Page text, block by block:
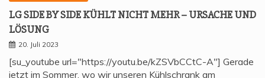
LG SIDE BY SIDE KÜHLT NICHT MEHR – URSA­CHE UND
LÖSUNG
20. Juli 2023
[su_youtube url="https://youtu.be/kZSVbCCtC-A"] Gerade
jetzt im Sommer, wo wir unseren Kühlschrank am